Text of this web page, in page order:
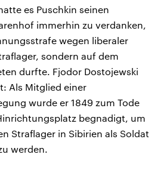
es Puschkin seinen
immerhin zu verdanken,
wegen liberaler
sondern auf dem
durfte. Fjodor Dostojewski
Als Mitglied einer
wurde er 1849 zum Tode
begnadigt, um
Straflager in Sibirien als Soldat
werden.